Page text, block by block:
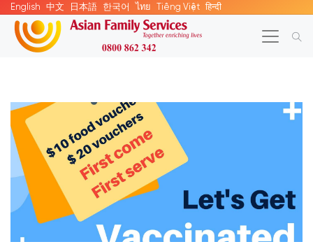
English 中文 日本語 한국어 ไทย Tiếng Việt हिन्दी